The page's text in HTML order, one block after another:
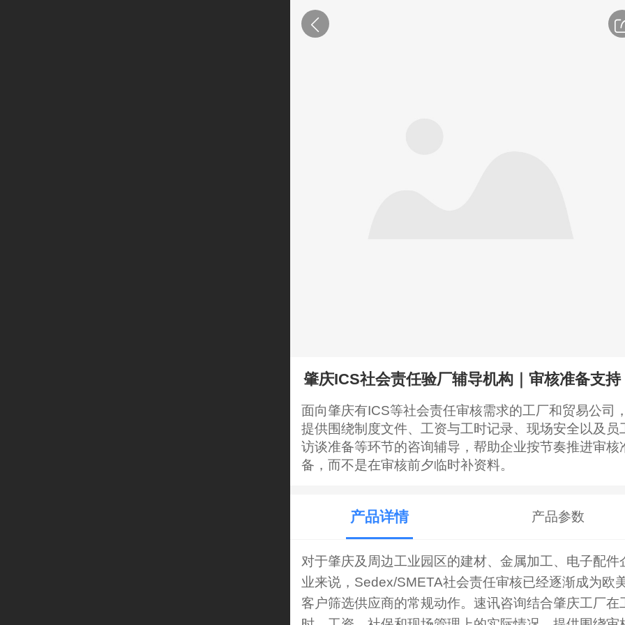
肇庆ICS社会责任验厂辅导机构｜审核准备支持
面向肇庆有ICS等社会责任审核需求的工厂和贸易公司，
提供围绕制度文件、工资与工时记录、现场安全以及员
访谈准备等环节的咨询辅导，帮助企业按节奏推进审核
备，而不是在审核前夕临时补资料。
产品详情 产品参数
对于肇庆及周边工业园区的建材、金属加工、电子配件
业来说，Sedex/SMETA社会责任审核已经逐渐成为欧
客户筛选供应商的常规动作。速讯咨询结合肇庆工厂在